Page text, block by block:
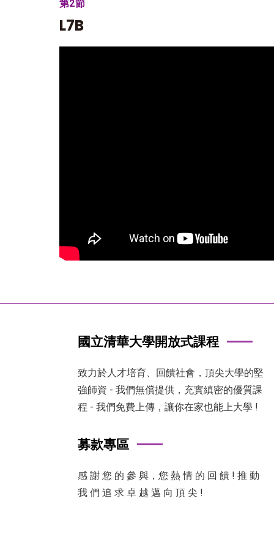
第2節
L7B
國立清華大學開放式課程
致力於人才培育、回饋社會，頂尖大學的堅
強師資 - 我們無償提供，充實縝密的優質課
程 - 我們免費上傳，讓你在家也能上大學 !
募款專區
感 謝 您 的 參 與，您 熱 情 的 回 饋 ! 推 動
我 們 追 求 卓 越 邁 向 頂 尖 !